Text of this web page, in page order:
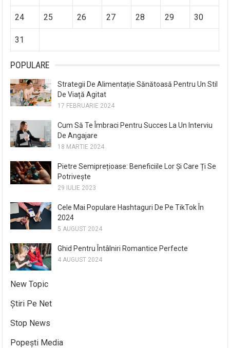
24 25 26 27 28 29 30
31
POPULARE
Strategii De Alimentație Sănătoasă Pentru Un Stil
De Viață Agitat
17 FEBRUARIE 2024
Cum Să Te Îmbraci Pentru Succes La Un Interviu
De Angajare
18 MARTIE 2024
Pietre Semiprețioase: Beneficiile Lor Și Care Ți Se
Potrivește
29 IULIE 2023
Cele Mai Populare Hashtaguri De Pe TikTok În
2024
5 AUGUST 2024
Ghid Pentru Întâlniri Romantice Perfecte
4 AUGUST 2024
New Topic
Știri Pe Net
Stop News
Popești Media